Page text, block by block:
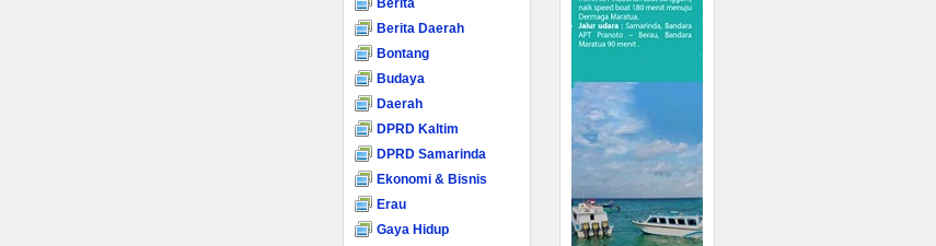
Berita
Berita Daerah
Bontang
Budaya
Daerah
DPRD Kaltim
DPRD Samarinda
Ekonomi & Bisnis
Erau
Gaya Hidup